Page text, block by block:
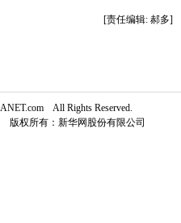
[责任编辑: 郝多]
All Rights Reserved.
权所有：新华网股份有限公司